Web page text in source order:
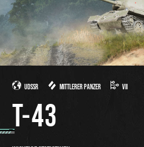
UDSSR MITTLERER PANZER VII
T-43